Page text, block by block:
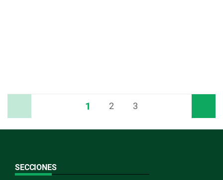
1 2 3
SECCIONES